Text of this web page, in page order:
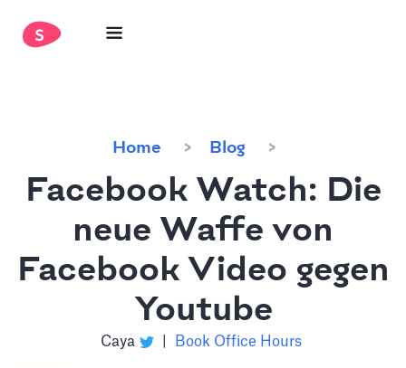
Home Blog
Facebook Watch: Die
neue Waffe von
Facebook Video gegen
Youtube
Caya Book Office Hours